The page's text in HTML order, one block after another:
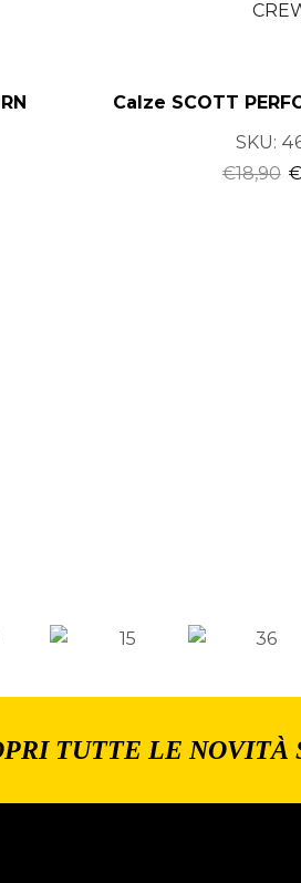
Calze SCOTT
SKU:
€18,90 €
TUTTE LE NOVITÀ